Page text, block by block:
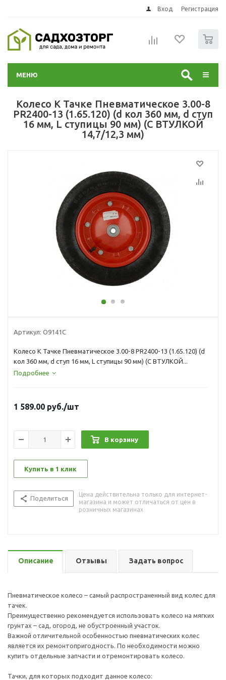
Вход Регистрация
МЕНЮ
Колесо К Тачке Пневматическое 3.00-8
PR2400-13 (1.65.120) (d кол 360 мм, d ступ
16 мм, L ступицы 90 мм) (С ВТУЛКОЙ
14,7/12,3 мм)
Артикул: О9141С
Колесо К Тачке Пневматическое 3.00-8 PR2400-13 (1.65.120) (d
кол 360 мм, d ступ 16 мм, L ступицы 90 мм) (С ВТУЛКОЙ...
Подробнее
1 589.00 руб./шт
В корзину
Купить в 1 клик
Поделиться
Цена действительна только для интернет-
магазина и может отличаться от цен в
розничных магазинах
Описание Отзывы Задать вопрос
Пневматическое колесо – самый распространенный вид колес для
тачек.
Преимущественно рекомендуется использовать колесо на мягких
грунтах – сад, огород, не обустроенный участок.
Важной отличительной особенностью пневматических колес
является их ремонтопригодность. По необходимости можно
купить отдельные запчасти и отремонтировать колесо.
Тачки, для которых подходит данное колесо: